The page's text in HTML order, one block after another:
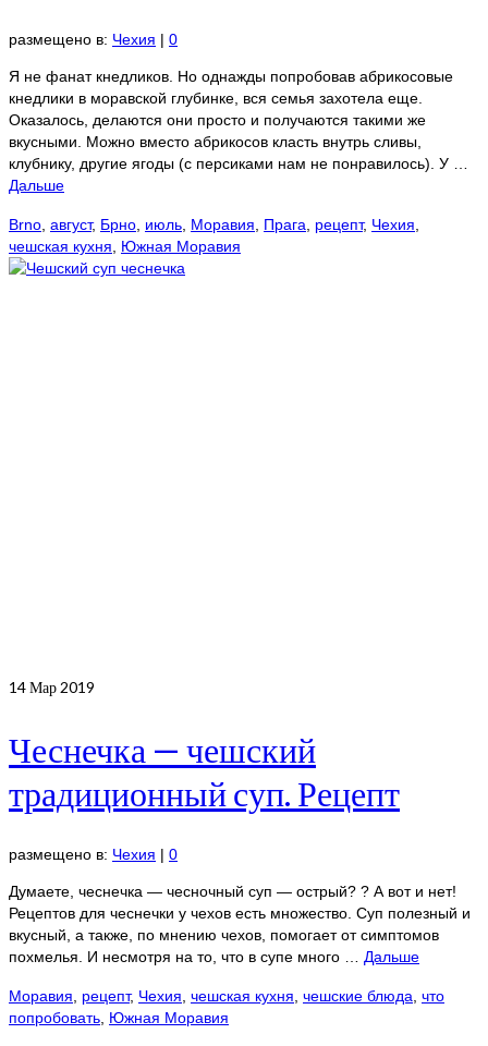
размещено в: Чехия | 0
Я не фанат кнедликов. Но однажды попробовав абрикосовые
кнедлики в моравской глубинке, вся семья захотела еще.
Оказалось, делаются они просто и получаются такими же
вкусными. Можно вместо абрикосов класть внутрь сливы,
клубнику, другие ягоды (с персиками нам не понравилось). У …
Дальше
Brno август, Брно июль Моравия Прага рецепт, Чехия
чешская кухня
Южная Моравия
14Мар 2019
Чеснечка — чешский
традиционный суп. Рецепт
размещено в: Чехия | 0
Думаете, чеснечка — чесночный суп — острый? ? А вот и нет!
Рецептов для чеснечки у чехов есть множество. Суп полезный и
вкусный, а также, по мнению чехов, помогает от симптомов
похмелья. И несмотря на то, что в супе много … Дальше
Моравия рецепт, Чехия чешская кухня чешские блюда что
попробовать Южная Моравия